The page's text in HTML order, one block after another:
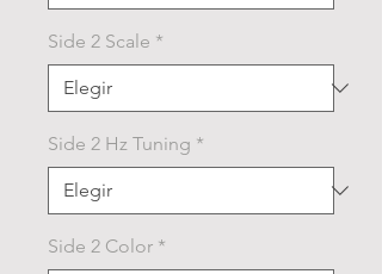
Side 2 Scale *
Side 2 Hz Tuning *
Side 2 Color *